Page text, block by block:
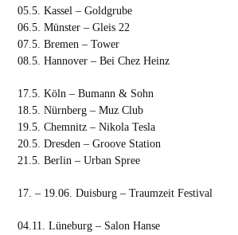
05.5. Kassel – Goldgrube
06.5. Münster – Gleis 22
07.5. Bremen – Tower
08.5. Hannover – Bei Chez Heinz
17.5. Köln – Bumann & Sohn
18.5. Nürnberg – Muz Club
19.5. Chemnitz – Nikola Tesla
20.5. Dresden – Groove Station
21.5. Berlin – Urban Spree
17. – 19.06. Duisburg – Traumzeit Festival
04.11. Lüneburg – Salon Hanse